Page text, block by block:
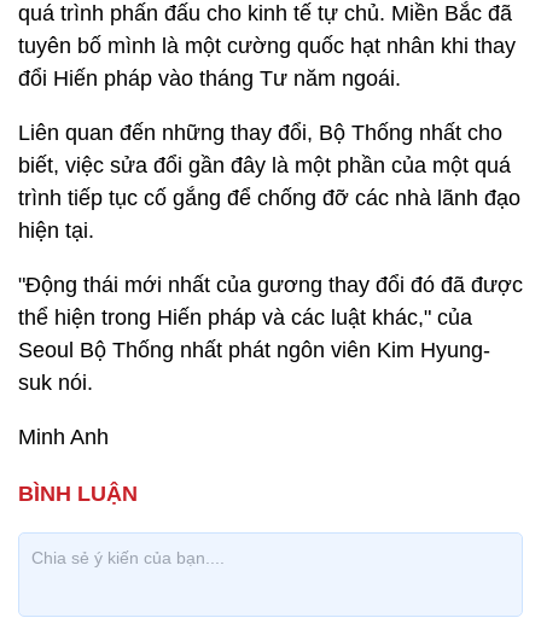
quá trình phấn đấu cho kinh tế tự chủ. Miền Bắc đã
tuyên bố mình là một cường quốc hạt nhân khi thay
đổi Hiến pháp vào tháng Tư năm ngoái.
Liên quan đến những thay đổi, Bộ Thống nhất cho
biết, việc sửa đổi gần đây là một phần của một quá
trình tiếp tục cố gắng để chống đỡ các nhà lãnh đạo
hiện tại.
"Động thái mới nhất của gương thay đổi đó đã được
thể hiện trong Hiến pháp và các luật khác," của
Seoul Bộ Thống nhất phát ngôn viên Kim Hyung-
suk nói.
Minh Anh